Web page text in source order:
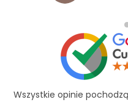
Wszystkie opinie